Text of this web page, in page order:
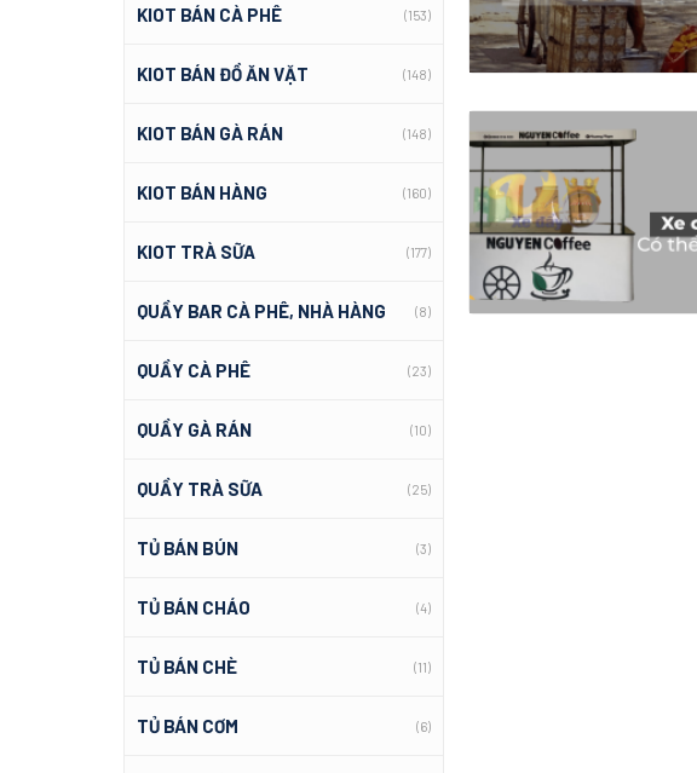
KIOT BÁN CÀ PHÊ (153)
KIOT BÁN ĐỒ ĂN VẶT (148)
KIOT BÁN GÀ RÁN (148)
KIOT BÁN HÀNG (160)
KIOT TRÀ SỮA (177)
QUẦY BAR CÀ PHÊ, NHÀ HÀNG (8)
QUẦY CÀ PHÊ (23)
QUẦY GÀ RÁN (10)
QUẦY TRÀ SỮA (25)
TỦ BÁN BÚN (3)
TỦ BÁN CHÁO (4)
TỦ BÁN CHÈ (11)
TỦ BÁN CƠM (6)